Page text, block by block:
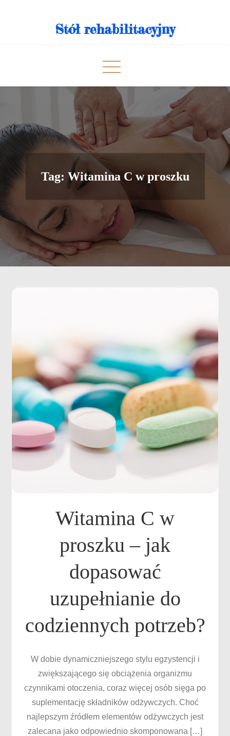
Stół rehabilitacyjny
Tag: Witamina C w proszku
Witamina C w
proszku – jak
dopasować
uzupełnianie do
codziennych potrzeb?
W dobie dynamiczniejszego stylu egzystencji i
zwiększającego się obciążenia organizmu
czynnikami otoczenia, coraz więcej osób sięga po
suplementację składników odżywczych. Choć
najlepszym źródłem elementów odżywczych jest
zalecana jako odpowiednio skomponowana […]